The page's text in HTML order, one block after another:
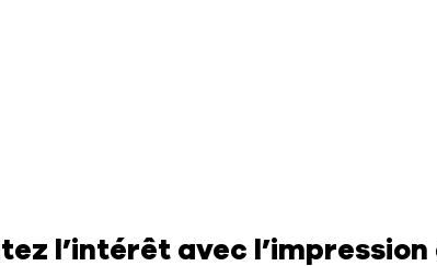
l’intérêt avec